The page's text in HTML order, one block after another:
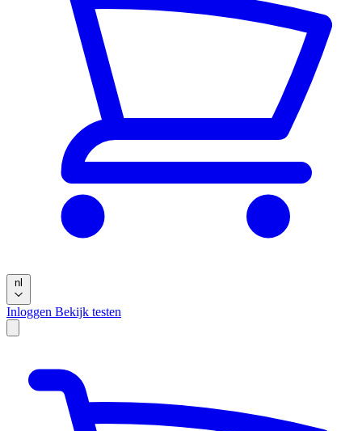
nl
Inloggen Bekijk testen